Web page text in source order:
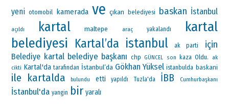
yeni otomobil kamerada ve çıkan belediyesi baskan İstanbul
açıldı kartal maltepe araç yakalandı
kartal
belediyesi
Kartal’da istanbul ak parti için
Belediye kartal belediye başkanı chp GÜNCEL son kaza Oldu. ak
cikti Kartal'da tarafından İstanbul’da Gökhan Yüksel istanbulda baskani
ile kartalda bulundu etti yapıldı Tuzla'da İBB Cumhurbaşkanı
İstanbul'da yangin bir yaralı